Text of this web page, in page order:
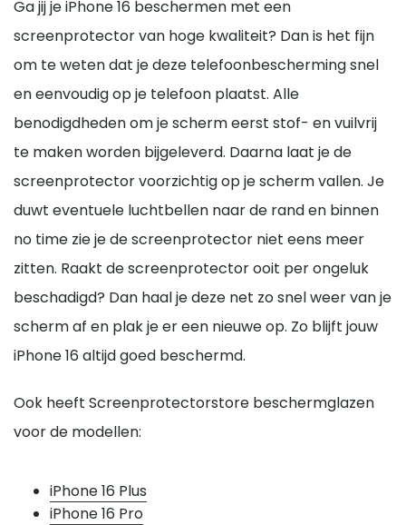
Ga jij je iPhone 16 beschermen met een
screenprotector van hoge kwaliteit? Dan is het fijn
om te weten dat je deze telefoonbescherming snel
en eenvoudig op je telefoon plaatst. Alle
benodigdheden om je scherm eerst stof- en vuilvrij
te maken worden bijgeleverd. Daarna laat je de
screenprotector voorzichtig op je scherm vallen. Je
duwt eventuele luchtbellen naar de rand en binnen
no time zie je de screenprotector niet eens meer
zitten. Raakt de screenprotector ooit per ongeluk
beschadigd? Dan haal je deze net zo snel weer van je
scherm af en plak je er een nieuwe op. Zo blijft jouw
iPhone 16 altijd goed beschermd.
Ook heeft Screenprotectorstore beschermglazen
voor de modellen:
iPhone 16 Plus
iPhone 16 Pro